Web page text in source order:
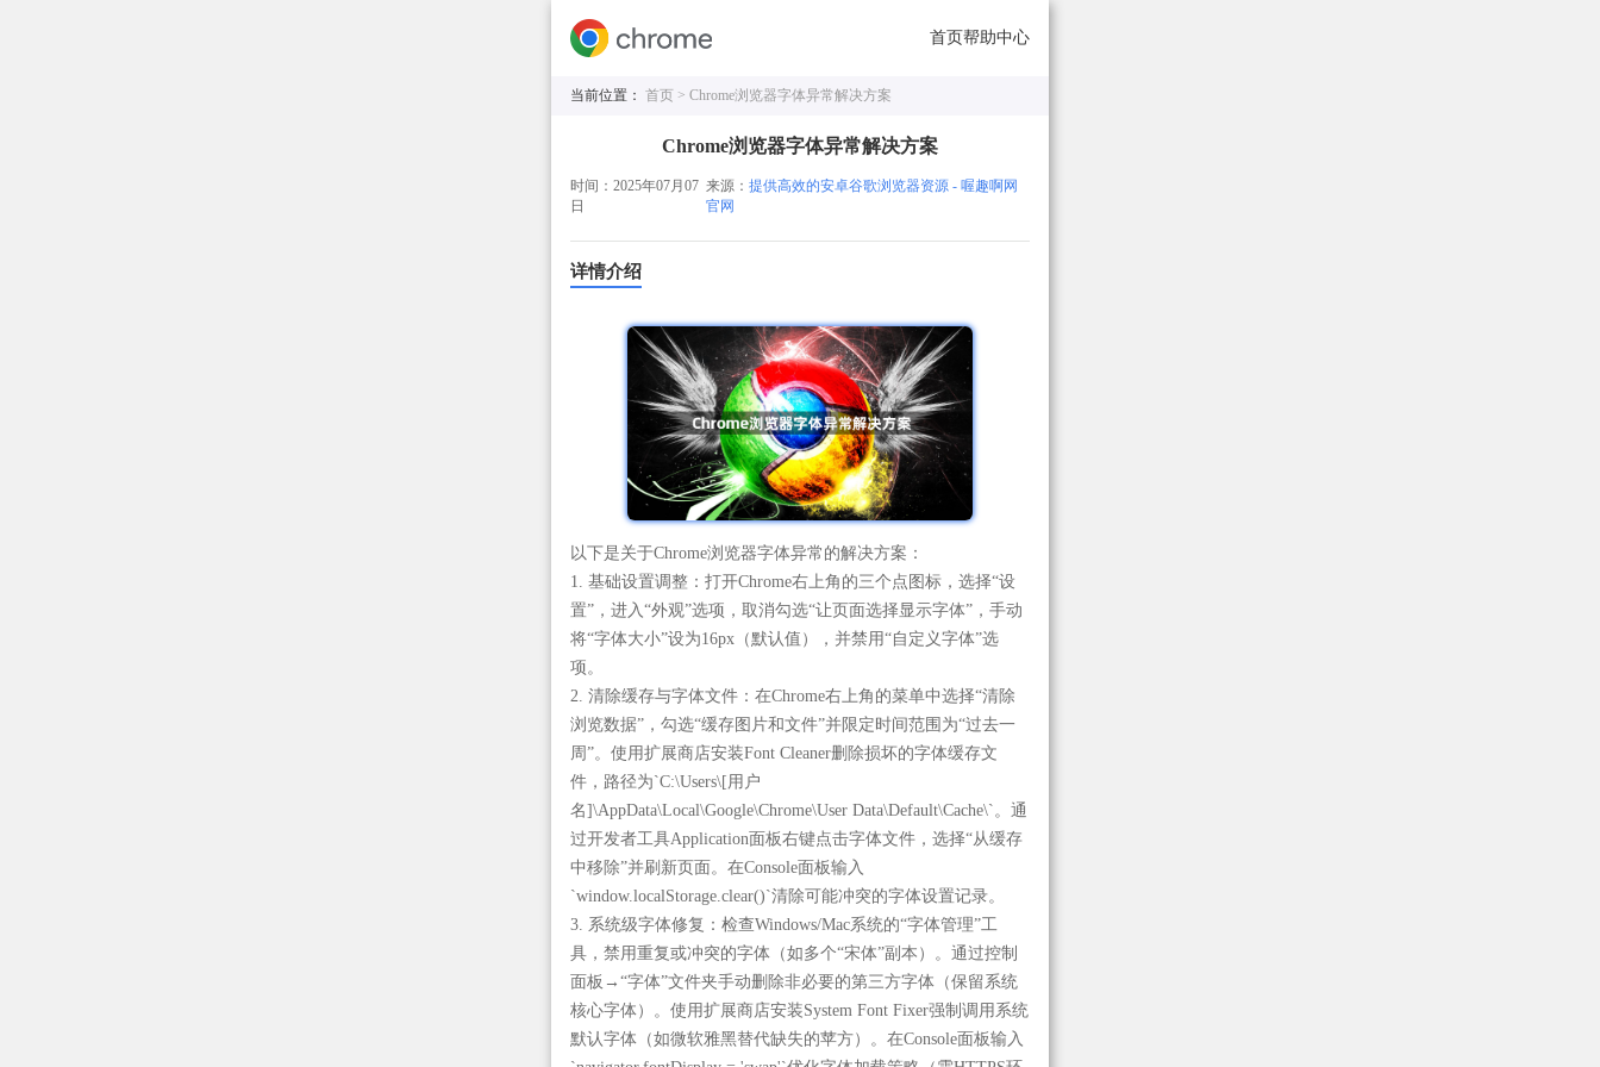
首页帮助中心
当前位置： 首页 > Chrome浏览器字体异常解决方案
Chrome浏览器字体异常解决方案
时间：2025年07月07
日
来源：提供高效的安卓谷歌浏览器资源 - 喔趣啊网
官网
详情介绍
以下是关于Chrome浏览器字体异常的解决方案：
1. 基础设置调整：打开Chrome右上角的三个点图标，选择“设
置”，进入“外观”选项，取消勾选“让页面选择显示字体”，手动
将“字体大小”设为16px（默认值），并禁用“自定义字体”选
项。
2. 清除缓存与字体文件：在Chrome右上角的菜单中选择“清除
浏览数据”，勾选“缓存图片和文件”并限定时间范围为“过去一
周”。使用扩展商店安装Font Cleaner删除损坏的字体缓存文
件，路径为`C:\Users\[用户
名]\AppData\Local\Google\Chrome\User Data\Default\Cache\`。通
过开发者工具Application面板右键点击字体文件，选择“从缓存
中移除”并刷新页面。在Console面板输入
`window.localStorage.clear()`清除可能冲突的字体设置记录。
3. 系统级字体修复：检查Windows/Mac系统的“字体管理”工
具，禁用重复或冲突的字体（如多个“宋体”副本）。通过控制
面板→“字体”文件夹手动删除非必要的第三方字体（保留系统
核心字体）。使用扩展商店安装System Font Fixer强制调用系统
默认字体（如微软雅黑替代缺失的苹方）。在Console面板输入